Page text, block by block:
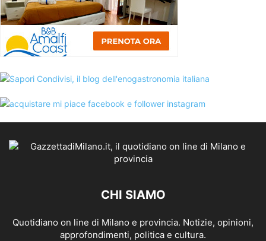
CHI SIAMO
Quotidiano on line di Milano e provincia. Notizie, opinioni,
approfondimenti, politica e cultura.